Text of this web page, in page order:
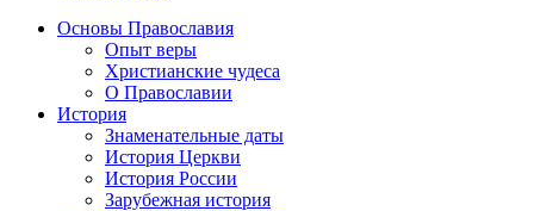
Основы Православия
Опыт веры
Христианские чудеса
О Православии
История
Знаменательные даты
История Церкви
История России
Зарубежная история